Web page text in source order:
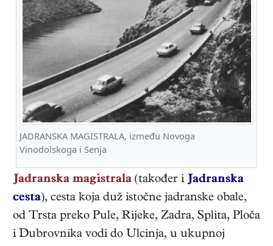
JADRANSKA MAGISTRALA, između Novoga
Vinodolskoga i Senja
Jadranska magistrala (također i Jadranska
cesta), cesta koja duž istočne jadranske obale,
od Trsta preko Pule, Rijeke, Zadra, Splita, Ploča
i Dubrovnika vodi do Ulcinja, u ukupnoj